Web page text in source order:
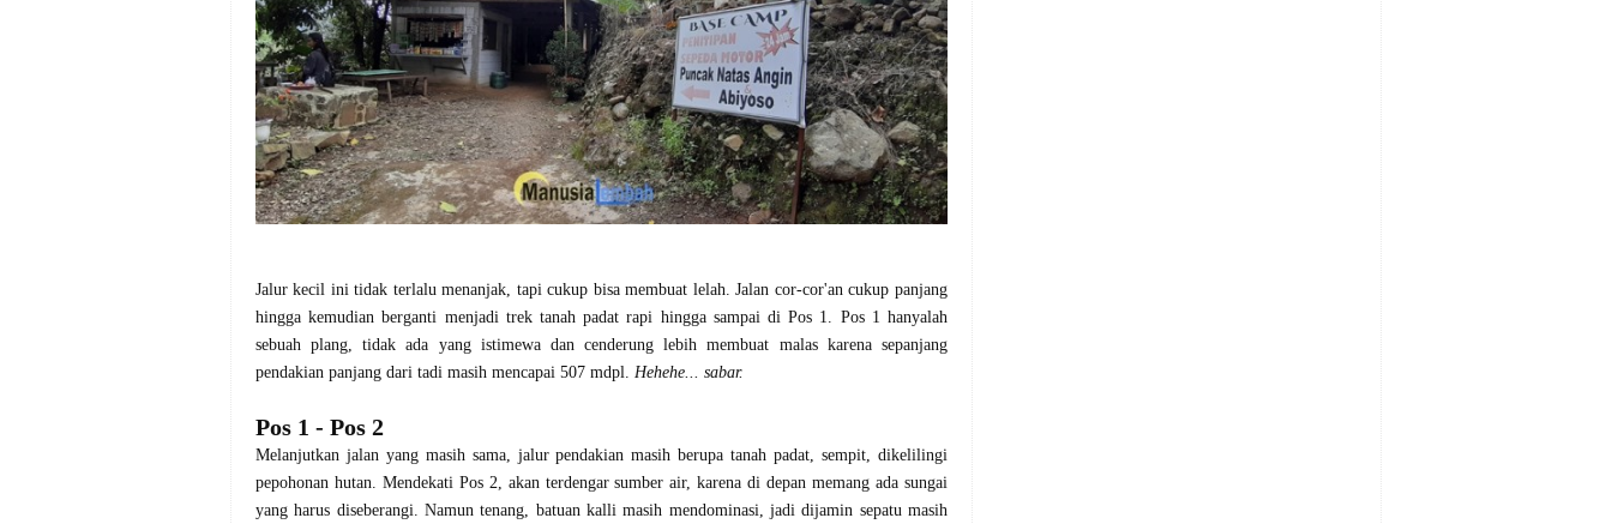
Jalur kecil ini tidak terlalu menanjak, tapi cukup bisa membuat lelah.Jalan cor-cor'an cukup panjang
hingga kemudian berganti menjadi trek tanah padat rapi hingga sampai di Pos 1. Pos 1 hanyalah
sebuah plang, tidak ada yang istimewa dan cenderung lebih membuat malas karena sepanjang
pendakian panjang dari tadi masih mencapai 507 mdpl. Hehehe... sabar.
Pos 1 - Pos 2
Melanjutkan jalan yang masih sama, jalur pendakian masih berupa tanah padat, sempit, dikelilingi
pepohonan hutan. Mendekati Pos 2, akan terdengar sumber air, karena di depan memang ada sungai
yang harus diseberangi. Namun tenang, batuan kalli masih mendominasi, jadi dijamin sepatu masih